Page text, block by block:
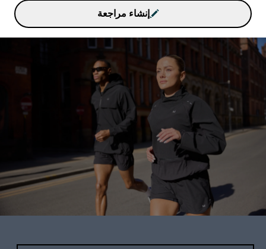
إنشاء مراجعة